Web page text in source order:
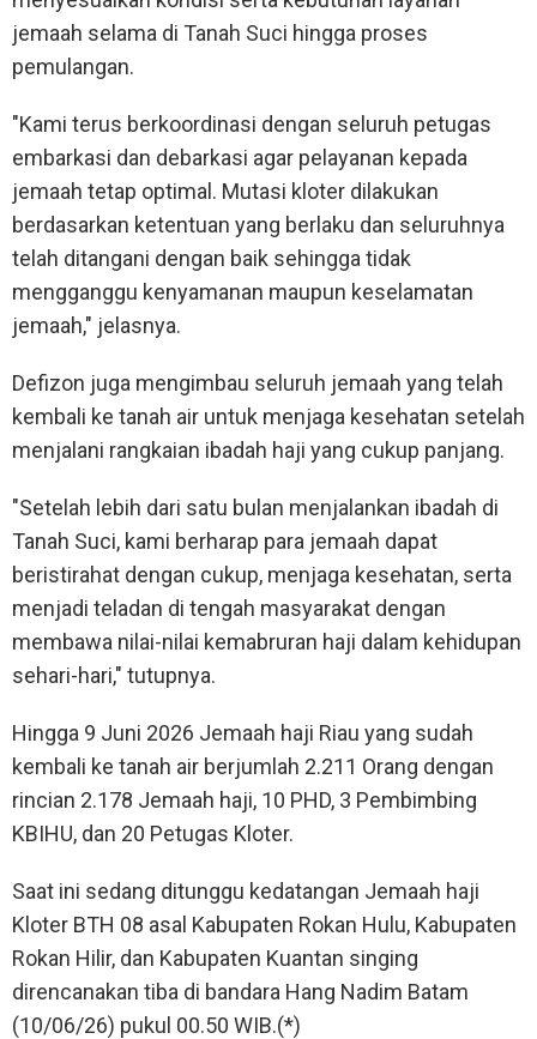
jemaah selama di Tanah Suci hingga proses
pemulangan.
"Kami terus berkoordinasi dengan seluruh petugas
embarkasi dan debarkasi agar pelayanan kepada
jemaah tetap optimal. Mutasi kloter dilakukan
berdasarkan ketentuan yang berlaku dan seluruhnya
telah ditangani dengan baik sehingga tidak
mengganggu kenyamanan maupun keselamatan
jemaah," jelasnya.
Defizon juga mengimbau seluruh jemaah yang telah
kembali ke tanah air untuk menjaga kesehatan setelah
menjalani rangkaian ibadah haji yang cukup panjang.
"Setelah lebih dari satu bulan menjalankan ibadah di
Tanah Suci, kami berharap para jemaah dapat
beristirahat dengan cukup, menjaga kesehatan, serta
menjadi teladan di tengah masyarakat dengan
membawa nilai-nilai kemabruran haji dalam kehidupan
sehari-hari," tutupnya.
Hingga 9 Juni 2026 Jemaah haji Riau yang sudah
kembali ke tanah air berjumlah 2.211 Orang dengan
rincian 2.178 Jemaah haji, 10 PHD, 3 Pembimbing
KBIHU, dan 20 Petugas Kloter.
Saat ini sedang ditunggu kedatangan Jemaah haji
Kloter BTH 08 asal Kabupaten Rokan Hulu, Kabupaten
Rokan Hilir, dan Kabupaten Kuantan singing
direncanakan tiba di bandara Hang Nadim Batam
(10/06/26) pukul 00.50 WIB.(*)